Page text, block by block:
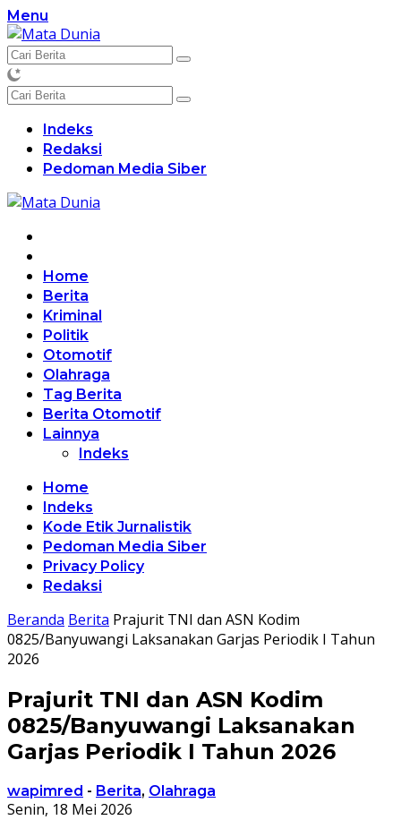
Langsung
ke
konten
Menu
Indeks
Redaksi
Pedoman Media Siber
Home
Berita
Kriminal
Politik
Otomotif
Olahraga
Tag Berita
Berita Otomotif
Lainnya
Indeks
Home
Indeks
Kode Etik Jurnalistik
Pedoman Media Siber
Privacy Policy
Redaksi
Beranda Berita Prajurit TNI dan ASN Kodim
0825/Banyuwangi Laksanakan Garjas Periodik I Tahun
2026
Prajurit TNI dan ASN Kodim
0825/Banyuwangi Laksanakan
Garjas Periodik I Tahun 2026
wapimred - Berita, Olahraga
Senin, 18 Mei 2026